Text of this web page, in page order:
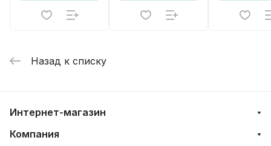
Назад к списку
Интернет-магазин
Компания